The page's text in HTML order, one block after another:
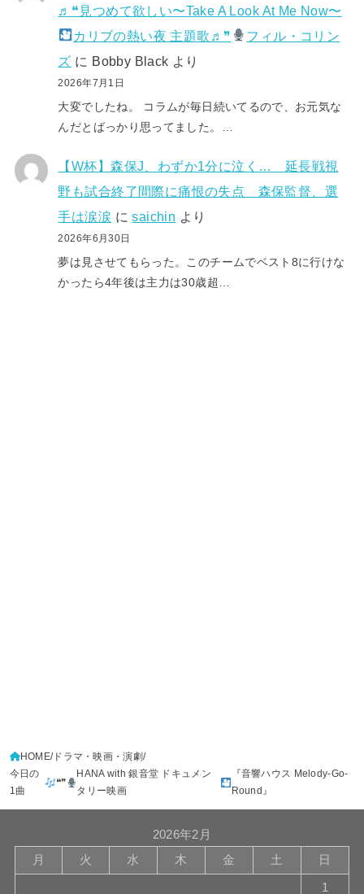
♬❝見つめて欲しい〜Take A Look At Me Now〜
カリブの熱い夜 主題歌♬❞
フィル・コリン
ズ に Bobby Black より
2026年7月1日
大変でしたね。 コラムが毎日続いてるので、お元気な
んだとばっかり思ってました。…
【W杯】森保J、わずか1分に泣く… 延長戦視
野も試合終了間際に痛恨の失点 森保監督、選
手は涙涙 にsaichin より
2026年6月30日
夢は見させてもらった。このチームでベスト8に行けな
かったら4年後は主力は30歳超…
HOME ドラマ・映画・演劇
今日の
1曲
❝❞
HANA with 銀音堂 ドキュメン
タリー映画
『音響ハウス Melody-Go-
Round』
2026年2月
月
火 水 木 金 土 日
1